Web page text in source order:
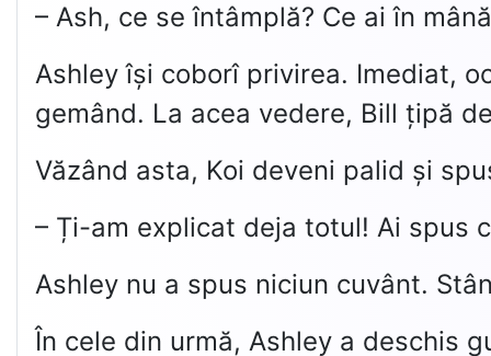
– Ash, ce se întâmplă? Ce ai în
Ashley își coborî privirea. Imediat,
gemând. La acea vedere, Bill țipă
Văzând asta, Koi deveni palid și
– Ți-am explicat deja totul! Ai spus
Ashley nu a spus niciun cuvânt.
În cele din urmă, Ashley a deschis